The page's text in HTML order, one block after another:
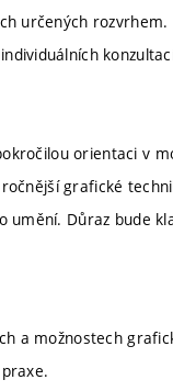
určených
orientaci v
grafické
Důraz bude
a možnostech